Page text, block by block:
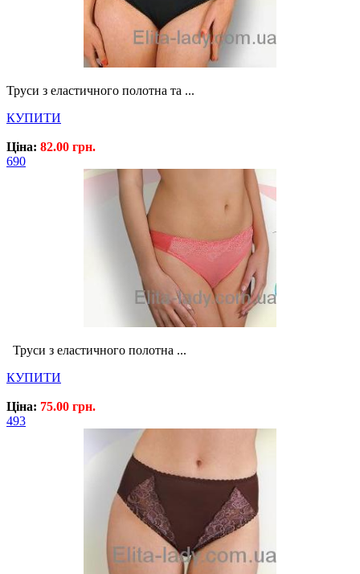
Труси з еластичного полотна та ...
КУПИТИ
Ціна: 82.00 грн.
690
Труси з еластичного полотна ...
КУПИТИ
Ціна: 75.00 грн.
493